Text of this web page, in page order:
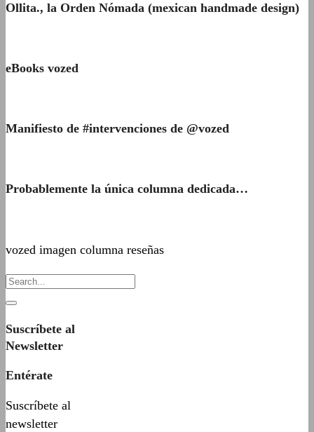
Ollita., la Orden Nómada (mexican handmade design)
eBooks vozed
Manifiesto de #intervenciones de @vozed
Probablemente la única columna dedicada…
vozed imagen columna reseñas
Suscríbete al
Newsletter
Entérate
Suscríbete al
newsletter